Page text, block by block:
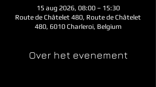
15 aug 2026, 08:00 – 15:30
Route de Châtelet 480, Route de Châtelet
480, 6010 Charleroi, Belgium
Over het evenement